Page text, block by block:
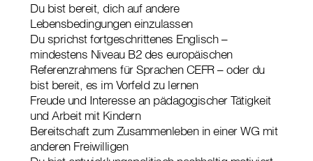
Du bist bereit, dich auf andere
Lebensbedingungen einzulassen
Du sprichst fortgeschrittenes Englisch –
mindestens Niveau B2 des europäischen
Referenzrahmens für Sprachen CEFR – oder du
bist bereit, es im Vorfeld zu lernen
Freude und Interesse an pädagogischer Tätigkeit
und Arbeit mit Kindern
Bereitschaft zum Zusammenleben in einer WG mit
anderen Freiwilligen